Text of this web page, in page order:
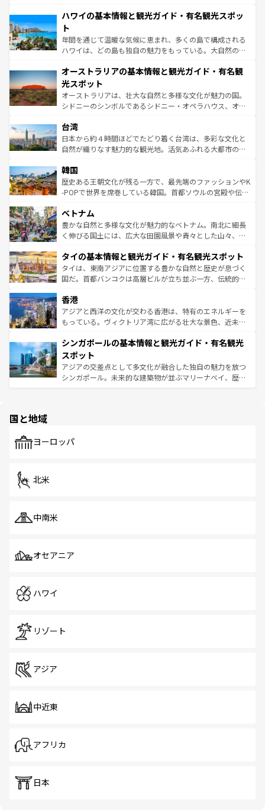
着のスイス情報はコンテンツ一覧を参照してほしい。
のような巨大都市は、観光、ショッピング、エンターテイ
ンメントが詰まった刺激的なスポットだ。一方、アメリカ
西部には大自然が広がり、グランドキャニオンやイエロー
ストーン国立公園といった絶景が堪能できる。さらに、南
文化が魅力。旅行者はアメリカの各地域で異なる魅力を楽
しみながら、その多様性と豊かな歴史を感じることができ
るだろう。車でのロードトリップや列車の旅も、アメリカ
ならではの贅沢な旅のスタイルだ。 なお、新着のアメリカ
情報は コンテンツ一覧 を参照してほしい。
ハワイの基本情報と観光ガイド・有名観光スポッ
ト
年間を通じて温暖な気候に恵まれ、多くの島で構成される
ハワイは、どの島も独自の魅力をもっている。大自然の神
ワイ島は見逃せない。また、定番の観光地といえばオアフ
島だが、静かな自然を求めるならマウイ島やカウアイ島が
おすすめ。エメラルドグリーンに輝く海をはじめ、豊かな
文化や歴史が息づいている。「アロハスピリット」と呼ば
人々、おいしいローカルフードやハワイアンミュージッ
ク、伝統的なフラダンスなど、すべてがハワイの魅力を彩
っている。訪れるたびに新しい発見と感動が待っているハ
はコンテンツ一覧
オーストラリアの基本情報と観光ガイド・有名観
光スポット
オーストラリアは、壮大な自然と多様な文化が魅力の国。
シドニーのシンボルであるシドニー・オペラハウス、オー
リアリーフや大陸中央部にそびえるウルル（エアーズロッ
ク）、タスマニアの美しい原生林やケアンズの熱帯雨林な
ど、見どころがたくさん。また、カフェやワイン、オージ
いる。アクティビティも充実しており、サーフィンやダイ
ビング、ハイキングなど、アウトドア好きにはたまらな
い。オーストラリアの多彩な魅力を存分に味わいつくそ
参照してほしい。
台湾
日本から約４時間ほどでたどり着く台湾は、多彩な文化と
自然が織りなす魅力的な観光地。活気あふれる大都市の台
ン）、静ひつな山岳地帯である台湾東部など、都市の喧騒
と山間の静けさが共存しており、訪れる人に新しい発見と
驚きをもたらしてくれる。また、奥深い台湾の食文化も魅
容にもいいと評判のスイーツなど、バラエティ豊かな料理
が味わえる。 なお、新着の台湾情報は コンテンツ一覧を参
照してほしい。
韓国
歴史ある王朝文化が残る一方で、最先端のファッションやK
-POPで世界を席巻している韓国。首都ソウルの宮殿や伝統
き、地方に足を延ばせば四季折々の自然美を楽しむことが
できる。そして、キムチや焼肉、絶品のストリートフード
まで、さまざまな韓国料理が待っている。夜には、韓国な
リティに包まれながら、韓国の多彩な魅力を心ゆくまで味
わってみてほしい。 なお、新着の韓国情報はコンテンツ一
覧を参照してほしい。
ベトナム
豊かな自然と多様な文化が魅力的なベトナム。南北に細長
く伸びる国土には、広大な田園風景や青々とした山々、世
急速な発展と共に伝統が息づく。ハノイの古い町並みやホ
ーチミン市のフランス統治時代の建物も、独特の雰囲気を
醸し出している。また、バラエティの豊かさとおいしさで
とつ。フォーやバインミー、ベトナムコーヒーなどは、ぜ
ひ現地で味わいたい。どの地域を訪れてもあたたかい人々
が旅行者を迎えてくれるので、きっと忘れられない旅にな
参照してほしい。
タイの基本情報と観光ガイド・有名観光スポット
タイは、東南アジアに位置する豊かな自然と歴史が息づく
国だ。首都バンコクは高層ビルが立ち並ぶ一方、伝統的な
の活気が交差している。北部ではチェンマイなどの山岳地
帯で自然と触れ合い、南部ではプーケットやクラビの美し
いビーチでリゾート気分を楽しむことができる。タイ料理
激する。気候は一年中温暖で、どの季節にも異なる楽しみ
が待っている。親しみやすいタイの人々、仏教を中心とし
た文化、そして多様な観光資源が、訪れる旅人を魅了し続
ける。 なお、新着のタイ情報はコンテンツ一覧を参照して
香港
アジアと西洋の文化が交わる香港は、特有のエネルギーを
もっている。ヴィクトリア湾に広がる壮大な景色、近未来
み、どこを訪れても感動するはず。観光スポットが密集し
ており、効率よく見どころを回れるのも魅力。息をのむよ
うな絶景から文化的な体験まで、香港を存分に楽しみ尽く
そう。 なお、新着の香港情報はコンテンツ一覧を参照して
シンガポールの基本情報と観光ガイド・有名観光
スポット
アジアの交差点として多文化が融合した独自の魅力を放つ
シンガポール。未来的な建築物が並ぶマリーナベイ、歴史
で、ホーカーズは地元の風情を楽しめる外せないスポット
国と地域
ヨーロッパ
北米
中南米
オセアニア
ハワイ
リゾート
アジア
中近東
アフリカ
日本